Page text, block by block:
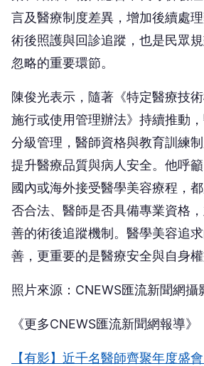
言及醫療制度差異，增加後續處
術後照護與回診追蹤，也是民眾
忽略的重要環節。
陳俊光表示，隨著《特定醫療技
施行或使用管理辦法》持續推動
分級管理，醫師資格與教育訓練
提升醫療品質與病人安全。他呼
國內或海外接受醫學美容療程，
否合法、醫師是否具備專業資格
善的術後追蹤機制。醫學美容追
善，更重要的是醫療安全與自身權
照片來源：CNEWS匯流新聞網攝
《更多CNEWS匯流新聞網報導》
【有影】近千名醫師齊聚年度盛